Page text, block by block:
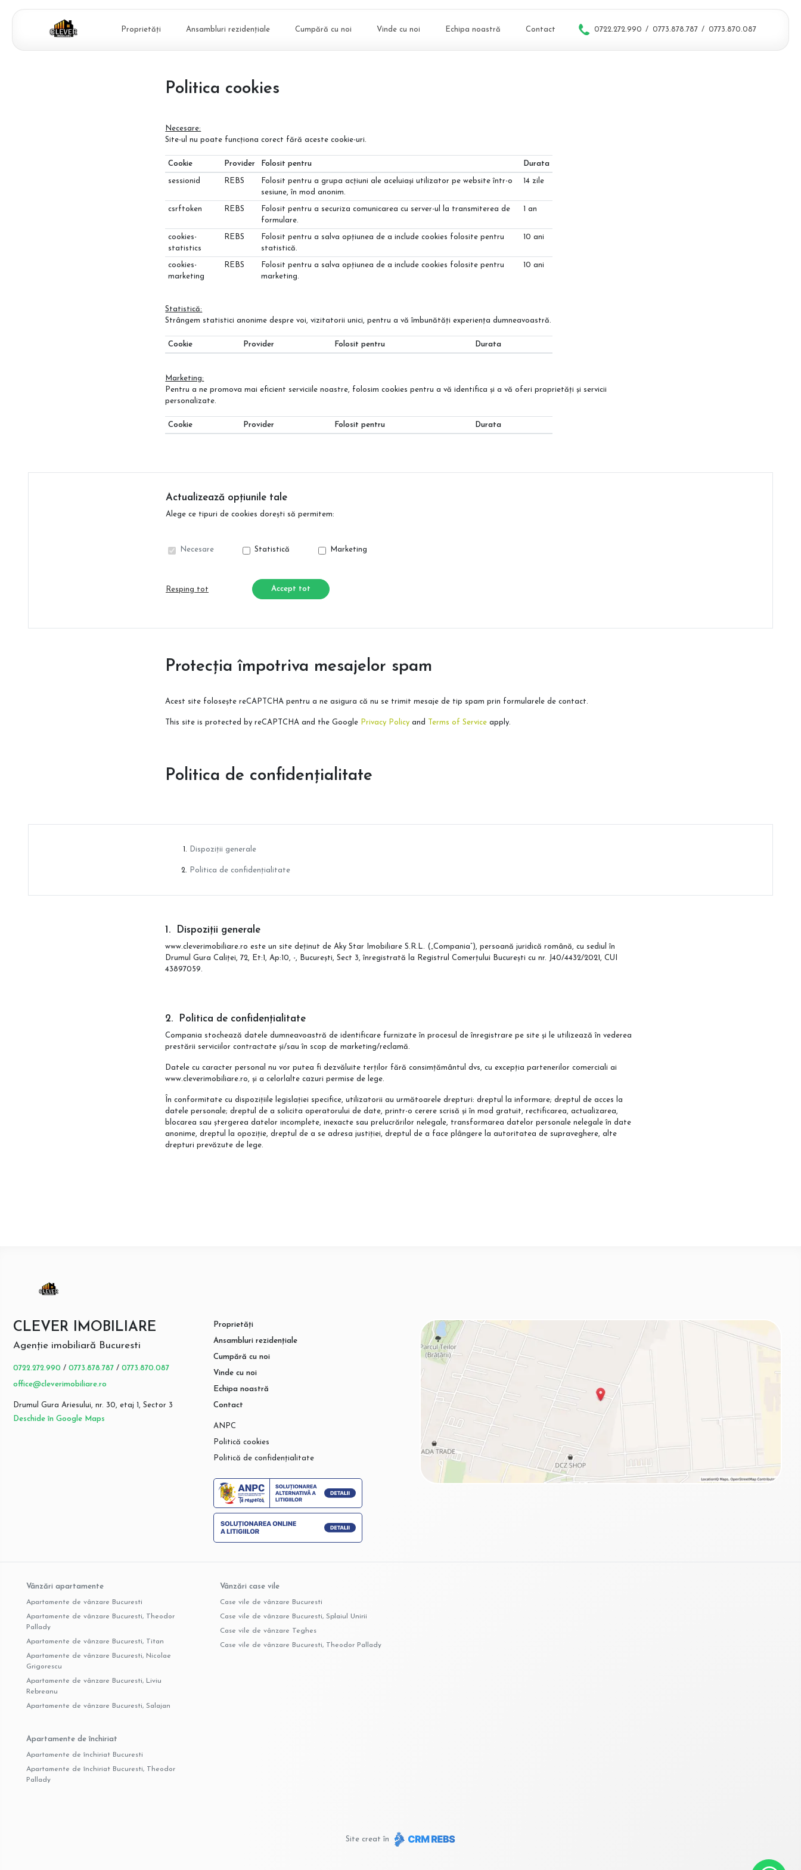
Proprietăți Ansambluri rezidențiale Cumpără cu noi Vinde cu noi Echipa noastră Contact 0722.272.990 / 0773.878.787 / 0773.870.087
Politica cookies
Necesare:
Site-ul nu poate funcționa corect fără aceste cookie-uri.
Cookie Provider Folosit pentru Durata
sessionid REBS
Folosit pentru a grupa acțiuni ale aceluiași utilizator pe website într-o
sesiune, în mod anonim.
14 zile
csrftoken REBS
Folosit pentru a securiza comunicarea cu server-ul la transmiterea de
formulare.
1 an
cookies-
statistics
REBS
Folosit pentru a salva opțiunea de a include cookies folosite pentru
statistică.
10 ani
cookies-
marketing
REBS
Folosit pentru a salva opțiunea de a include cookies folosite pentru
marketing.
10 ani
Statistică:
Strângem statistici anonime despre voi, vizitatorii unici, pentru a vă îmbunătăți experiența dumneavoastră.
Cookie Provider Folosit pentru Durata
Marketing:
Pentru a ne promova mai eficient serviciile noastre, folosim cookies pentru a vă identifica și a vă oferi proprietăți și servicii
personalizate.
Cookie Provider Folosit pentru Durata
Actualizează opțiunile tale
Alege ce tipuri de cookies dorești să permitem:
Necesare Statistică Marketing
Resping tot Accept tot
Protecția împotriva mesajelor spam
Acest site folosește reCAPTCHA pentru a ne asigura că nu se trimit mesaje de tip spam prin formularele de contact.
This site is protected by reCAPTCHA and the Google Privacy Policy and Terms of Service apply.
Politica de confidențialitate
Dispoziții generale
Politica de confidențialitate
Dispoziții generale
www.cleverimobiliare.ro este un site deținut de Aky Star Imobiliare S.R.L. („Compania”), persoană juridică română, cu sediul în
Drumul Gura Caliței, 72, Et:1, Ap:10, -, București, Sect 3, înregistrată la Registrul Comerțului București cu nr. J40/4432/2021, CUI
43897059.
Politica de confidențialitate
Compania stochează datele dumneavoastră de identificare furnizate în procesul de înregistrare pe site și le utilizează în vederea
prestării serviciilor contractate și/sau în scop de marketing/reclamă.
Datele cu caracter personal nu vor putea fi dezvăluite terților fără consimțământul dvs, cu excepția partenerilor comerciali ai
www.cleverimobiliare.ro, și a celorlalte cazuri permise de lege.
În conformitate cu dispozițiile legislației specifice, utilizatorii au următoarele drepturi: dreptul la informare; dreptul de acces la
datele personale; dreptul de a solicita operatorului de date, printr-o cerere scrisă și în mod gratuit, rectificarea, actualizarea,
blocarea sau ștergerea datelor incomplete, inexacte sau prelucrărilor nelegale, transformarea datelor personale nelegale în date
anonime, dreptul la opoziție, dreptul de a se adresa justiției, dreptul de a face plângere la autoritatea de supraveghere, alte
drepturi prevăzute de lege.
CLEVER IMOBILIARE
Agenție imobiliară Bucuresti
0722.272.990 / 0773.878.787 / 0773.870.087
office@cleverimobiliare.ro
Drumul Gura Ariesului, nr. 30, etaj 1, Sector 3
Deschide în Google Maps
Proprietăți
Ansambluri rezidențiale
Cumpără cu noi
Vinde cu noi
Echipa noastră
Contact
ANPC
Politică cookies
Politică de confidențialitate
Vânzări apartamente
Apartamente de vânzare Bucuresti
Apartamente de vânzare Bucuresti, Theodor
Pallady
Apartamente de vânzare Bucuresti, Titan
Apartamente de vânzare Bucuresti, Nicolae
Grigorescu
Apartamente de vânzare Bucuresti, Liviu
Rebreanu
Apartamente de vânzare Bucuresti, Salajan
Vânzări case vile
Case vile de vânzare Bucuresti
Case vile de vânzare Bucuresti, Splaiul Unirii
Case vile de vânzare Teghes
Case vile de vânzare Bucuresti, Theodor Pallady
Apartamente de închiriat
Apartamente de închiriat Bucuresti
Apartamente de închiriat Bucuresti, Theodor
Pallady
Site creat în